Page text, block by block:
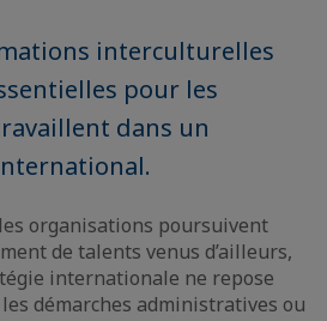
interculturelles
pour les
dans un
organisations poursuivent
de talents venus d’ailleurs,
internationale ne repose
démarches administratives ou